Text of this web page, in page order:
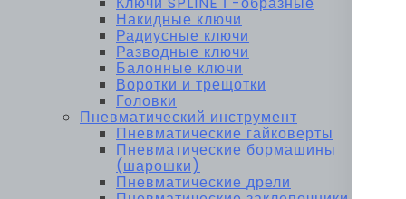
Накидные ключи
Радиусные ключи
Разводные ключи
Балонные ключи
Воротки и трещотки
Головки
Пневматический инструмент
Пневматические гайковерты
Пневматические бормашины
(шарошки)
Пневматические дрели